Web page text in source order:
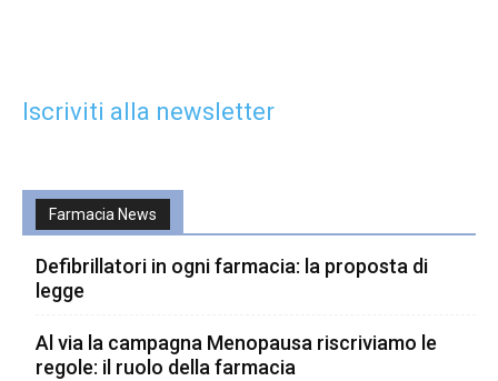
Iscriviti alla newsletter
Farmacia News
Defibrillatori in ogni farmacia: la proposta di
legge
Al via la campagna Menopausa riscriviamo le
regole: il ruolo della farmacia